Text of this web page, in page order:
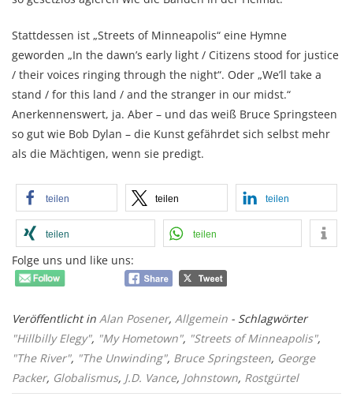
Stattdessen ist „Streets of Minneapolis“ eine Hymne
geworden „In the dawn’s early light / Citizens stood for justice
/ their voices ringing through the night“. Oder „We’ll take a
stand / for this land / and the stranger in our midst.“
Anerkennenswert, ja. Aber – und das weiß Bruce Springsteen
so gut wie Bob Dylan – die Kunst gefährdet sich selbst mehr
als die Mächtigen, wenn sie predigt.
teilen teilen teilen
teilen teilen
Folge uns und like uns:
Veröffentlicht in Alan Posener, Allgemein - Schlagwörter
"Hillbilly Elegy", "My Hometown", "Streets of Minneapolis",
"The River", "The Unwinding", Bruce Springsteen, George
Packer, Globalismus, J.D. Vance, Johnstown, Rostgürtel